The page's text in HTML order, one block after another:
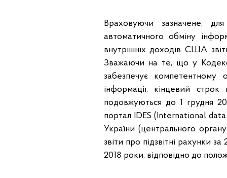
Враховуючи зазначене,
автоматичного обміну
внутрішніх доходів США
Зважаючи на те, що у
забезпечує компетентному
інформації, кінцевий
подовжуються до 1 грудня
портал IDES (International
України (центрального
звіти про підзвітні рахунки
2018 роки, відповідно до